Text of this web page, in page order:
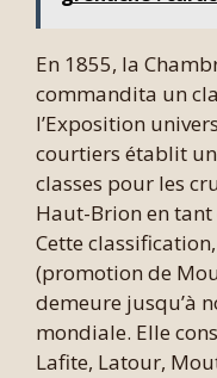
En 1855, la
commandita un
l’Exposition
courtiers établit
classes pour les
Haut-Brion en tant
Cette
(promotion de
demeure jusqu’à
mondiale. Elle
Lafite, Latour,